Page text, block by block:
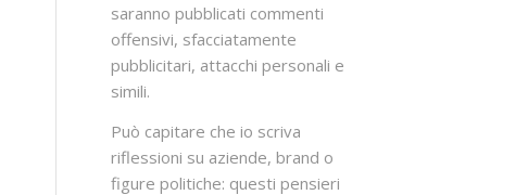
saranno pubblicati commenti
offensivi, sfacciatamente
pubblicitari, attacchi personali e
simili.
Può capitare che io scriva
riflessioni su aziende, brand o
figure politiche: questi pensieri